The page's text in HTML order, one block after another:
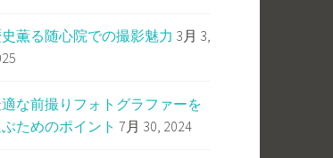
薫る随心院での撮影魅力 3月 3,
な前撮りフォトグラファーを
ためのポイント 7月 30, 2024